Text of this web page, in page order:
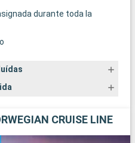
durante toda la
CRUISE LINE